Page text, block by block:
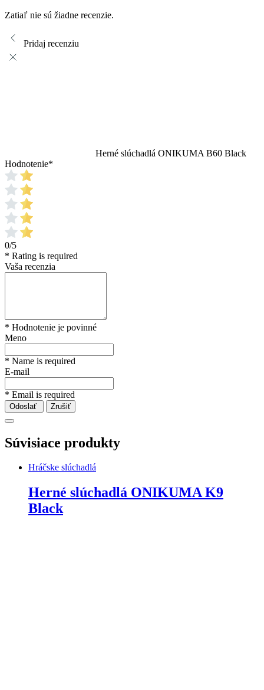
Zatiaľ nie sú žiadne recenzie.
Pridaj recenziu
Herné slúchadlá ONIKUMA B60 Black
Hodnotenie*
0/5
* Rating is required
Vaša recenzia
* Hodnotenie je povinné
Meno
* Name is required
E-mail
* Email is required
Odoslať Zrušiť
Súvisiace produkty
Hráčske slúchadlá
Herné slúchadlá ONIKUMA K9
Black